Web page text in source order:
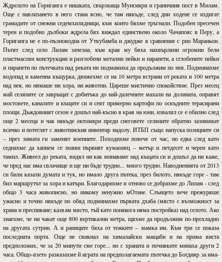
Ждрелото на Гориганга е нишката, свързваща Мунсияри и граничния пост в Милам.
Още с навлизането в него стана ясно, че там някъде, след дни ходене се издигат
грамадите от снежни седемхилядници, към които бяхме тръгнали. Подобен пресечен
терен и подобно дълбоки ждрела бях виждал единствено около Чачапояс в Перу, а
Гориганга не е по-пълноводна от Уткубамба и джудже в сравнение с рио Мараньон.
Пътят след село Лилам зачезна, към края му бяха нахвърляни огромни бели
пластмасови конструкции и разглобени метални пейки и парапети, а сглобените пейки
и парапети по пътечката над реката ни подмамиха да продължим по нея. Подминахме
водопад и каменна къщурка, движехме се на 10 метра встрани от реката и 100 метра
над нея, но нямаше ни хора, ни животни. Цареше мистично спокойствие. През месец
май селяните се завръщат с добитъка до най-далечните махали на долината, оправят
мостовете, каналите и къщите си и сеят примерно картофи по оскъдните терасирани
площи. Дъждовният сезон е дошъл най-късно в края на юни, извалял се е обилно след
още 2 месеца и чак някъде октомври преди снеговете селяните обратно зазимяват
всичко и потеглят с животинския инвентар надолу. ИТБП също напуска позициите си
– през зимата ги заменят военните. Походихме повече от час, но едва след като
седнахме да хапнем се появи първият кумаонец – метър и петдесет и черен като
тамил. Живеел до реката, видял ни как минаваме над къщата си и дошъл да ни каже,
че пред нас има свлачище и ще ни бъде трудно... много трудно. Наводненията от 2013
си били казали думата и тук, но имало друга пътека, през билото, някъде горе - там
бил маршрутът за хора и катъри. Благодарихме и отново се добрахме до Лилам - след
общо 3 часа живописно, но никому ненужно мОтане. Слънцето вече прежуряше
ужасно и точно някъде по обяд подминахме първата дхаба (място с възможност за
храна и преспиване; казвам място, тъй като понякога няма постройка) над селото. Ако
знаехме, че ни чакат още 800 вертикални метра, щяхме да продължим по-прохладно
на другата сутрин. А и раниците бяха от тежките – мамка им. Към три се показа
последната порта. Още не свикнал на хималайски мащаби и на прима виста
предположих, че за 20 минути сме горе... но с храната и почивките минаха други 2
часа. Общо-взето разказахме й играта на предполагаемата пътечка до Богдияр за има-